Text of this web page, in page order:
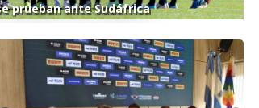
prueban ante Sudáfrica